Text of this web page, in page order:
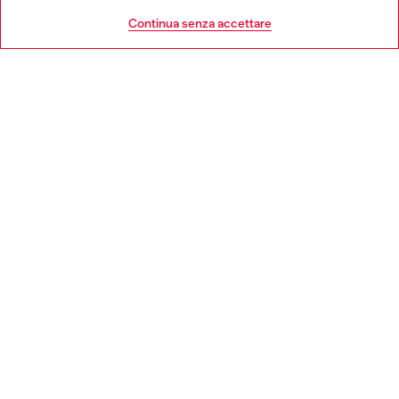
Continua senza accettare